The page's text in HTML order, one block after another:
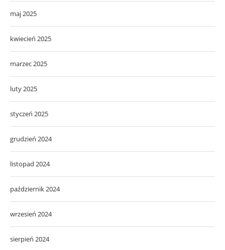
maj 2025
kwiecień 2025
marzec 2025
luty 2025
styczeń 2025
grudzień 2024
listopad 2024
październik 2024
wrzesień 2024
sierpień 2024